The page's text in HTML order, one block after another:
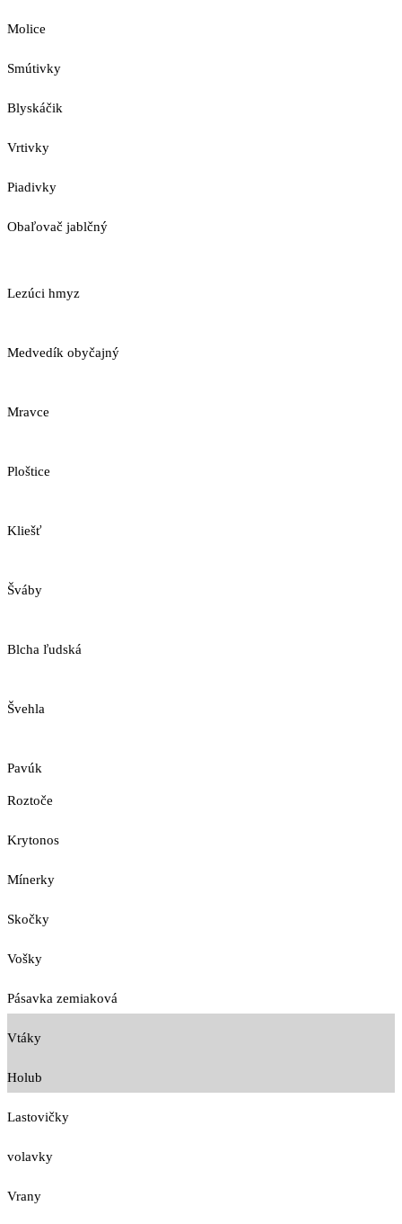
Molice
Smútivky
Blyskáčik
Vrtivky
Piadivky
Obaľovač jablčný
Lezúci hmyz
Medvedík obyčajný
Mravce
Ploštice
Kliešť
Šváby
Blcha ľudská
Švehla
Pavúk
Roztoče
Krytonos
Mínerky
Skočky
Vošky
Pásavka zemiaková
Vtáky
Holub
Lastovičky
volavky
Vrany